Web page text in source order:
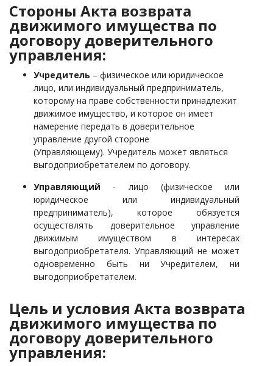
Стороны Акта возврата
движимого имущества по
договору доверительного
управления:
Учредитель – физическое или юридическое
лицо, или индивидуальный предприниматель,
которому на праве собственности принадлежит
движимое имущество, и которое он имеет
намерение передать в доверительное
управление другой стороне
(Управляющему). Учредитель может являться
выгодоприобретателем по договору.
Управляющий - лицо (физическое или
юридическое или индивидуальный
предприниматель), которое обязуется
осуществлять доверительное управление
движимым имуществом в интересах
выгодоприобретателя. Управляющий не может
одновременно быть ни Учредителем, ни
выгодоприобретателем.
Цель и условия Акта возврата
движимого имущества по
договору доверительного
управления: